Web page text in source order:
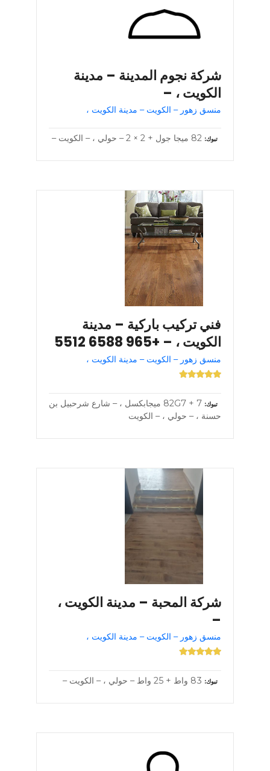
شركة نجوم المدينة – مدينة
الكويت ، –
منسق زهور – الكويت – مدينة الكويت ،
تبوك 82 ميجا جول + 2 × 2 – حولي ، – الكويت –
فني تركيب باركية – مدينة
الكويت ، – +965 6588 5512
منسق زهور – الكويت – مدينة الكويت ،
تبوك
82G7 + 7 ميجابكسل ، – شارع شرحبيل بن
حسنة ، – حولي ، – الكويت
شركة المحبة – مدينة الكويت ،
–
منسق زهور – الكويت – مدينة الكويت ،
تبوك 83 واط + 25 واط – حولي ، – الكويت –